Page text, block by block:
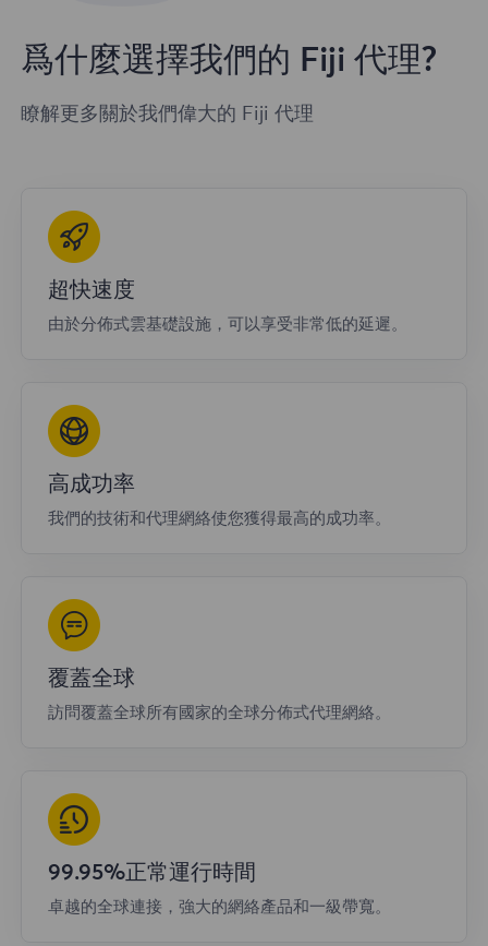
爲什麼選擇我們的 Fiji 代理?
瞭解更多關於我們偉大的 Fiji 代理
超快速度
由於分佈式雲基礎設施，可以享受非常低的延遲。
高成功率
我們的技術和代理網絡使您獲得最高的成功率。
覆蓋全球
訪問覆蓋全球所有國家的全球分佈式代理網絡。
99.95%正常運行時間
卓越的全球連接，強大的網絡產品和一級帶寬。